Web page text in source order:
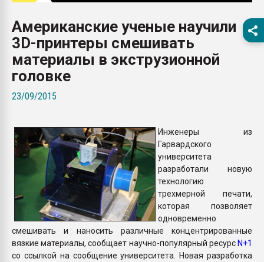
вакуумного
Продам отходы
поликарбоната и АБС-
Armaloy PC/ABS-1IM
Американские ученые научили
3D-принтеры смешивать
материалы в экструзионной
головке
23/09/2015
Инженеры из
Гарвардского
университета
разработали новую
технологию
трехмерной печати,
которая позволяет
одновременно
смешивать и наносить различные концентрированные
вязкие материалы, сообщает научно-популярный ресурсN+1
со ссылкой на сообщение университета. Новая разработка